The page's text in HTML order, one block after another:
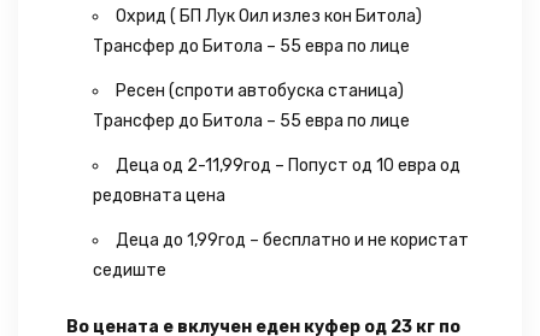
Охрид ( БП Лук Оил излез кон Битола)
Трансфер до Битола – 55 евра по лице
Ресен (спроти автобуска станица)
Трансфер до Битола – 55 евра по лице
Деца од 2-11,99год – Попуст од 10 евра од
редовната цена
Деца до 1,99год – бесплатно и не користат
седиште
Во цената е вклучен еден куфер од 23 кг по